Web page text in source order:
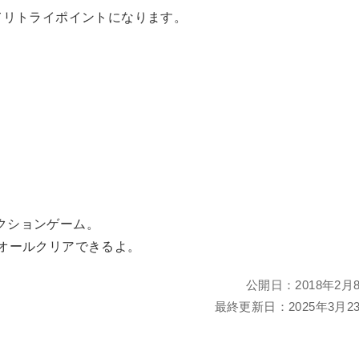
トライポイントになります。
ョンゲーム。
ルクリアできるよ。
公開日：2018年2月
最終更新日： 2025年3月